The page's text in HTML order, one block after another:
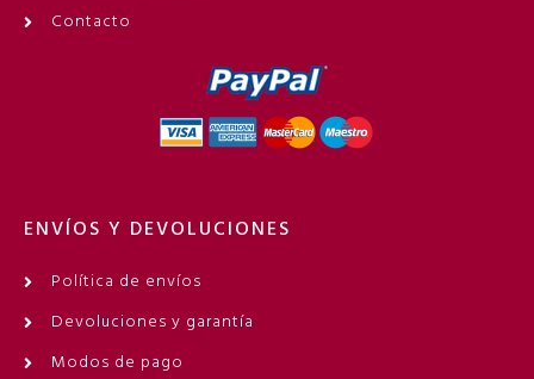
Contacto
ENVÍOS Y DEVOLUCIONES
Política de envíos
Devoluciones y garantía
Modos de pago